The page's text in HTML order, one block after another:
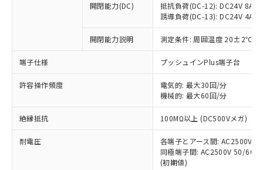
開閉能力(DC)
抵抗負荷(DC-12): DC24V 8A/
誘導負荷(DC-13): DC24V 4A/
開閉能力説明 測定条件: 周囲温度 20±2℃、
端子仕様 プッシュインPlus端子台
許容操作頻度
電気的: 最大30回/分
機械的: 最大60回/分
絶縁抵抗 100MΩ以上 (DC500Vメガ)
耐電圧
各端子とアース間: AC2500V
同極端子間: AC2500V 50/
(初期値)
以下の条件をお読みいただき、同意のうえ
ご利用ください。
本サービスは、当社制御機器事業取扱
商品の当社在庫状況および標準価格
(税抜)を提供させていただくもので
当社制御機器事業取扱商品の中には、
本サービスの対象外となる商品もある
ことをご了承ください。
在庫状況および標準価格照会結果は、
記載している更新日時点での社内デー
対応予定なし：EU RoHS指令（10物質）の
非含有に非対応の商品で、対応品を出す予
調査・確認中：EU RoHS指令（10物質）の
非含有の対応状況を調査中または確認中の
商品です。
非該当品：ライセンス料など無形物で、有
害物質有無と関係のない商品です。
仕入先様の事情により、非含有部品として
いたものが、含有品と判明した場合などや
むを得ず変更することがあります。
「○」：最大均質材料含有率が中国RoHSの
基準値以下であることを示します。
「×」：最大均質材料含有率が中国RoHSの
基準値を超えていることを示します。
「－」：未確認です。当社販売部門へお問
当社は、これら貴社製品のうち、外国
為替および外国貿易法に定める商品
（以下｢規制貨物等」という）を輸出